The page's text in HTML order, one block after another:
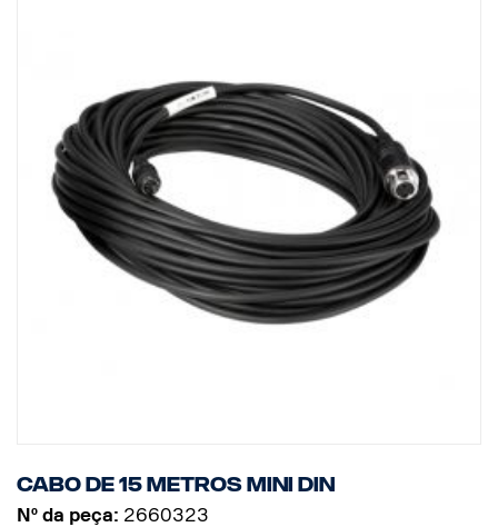
Cabo de 15 metros MINI DIN
Nº da peça: 2660323